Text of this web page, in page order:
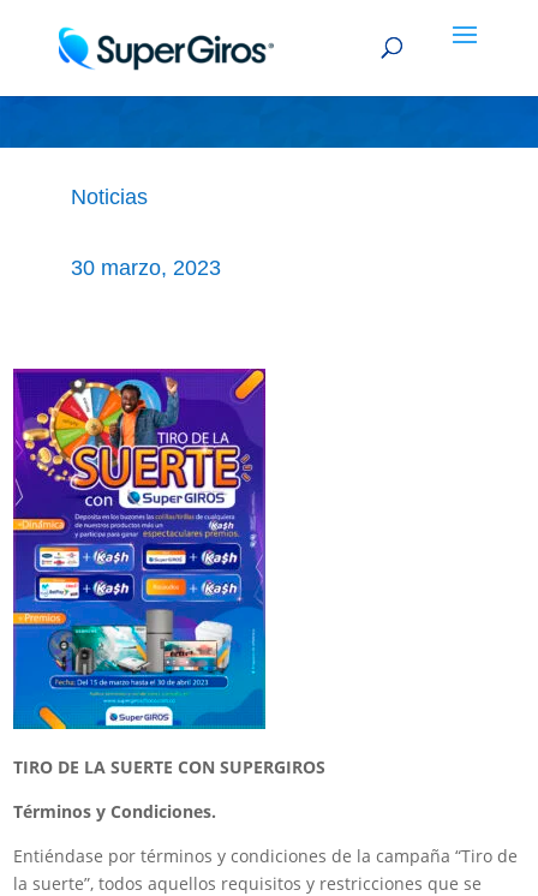
Noticias
30 marzo, 2023
TIRO DE LA SUERTE CON SUPERGIROS
Términos y Condiciones.
Entiéndase por términos y condiciones de la campaña “Tiro de
la suerte”, todos aquellos requisitos y restricciones que se